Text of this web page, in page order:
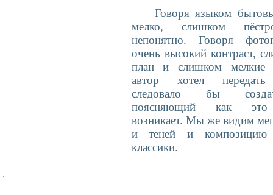
Говоря языком
мелко, слишком
непонятно. Говоря
очень высокий контраст,
план и слишком мелкие
автор хотел передать
следовало бы
поясняющий как это
возникает. Мы же видим
и теней и композицию
классики.